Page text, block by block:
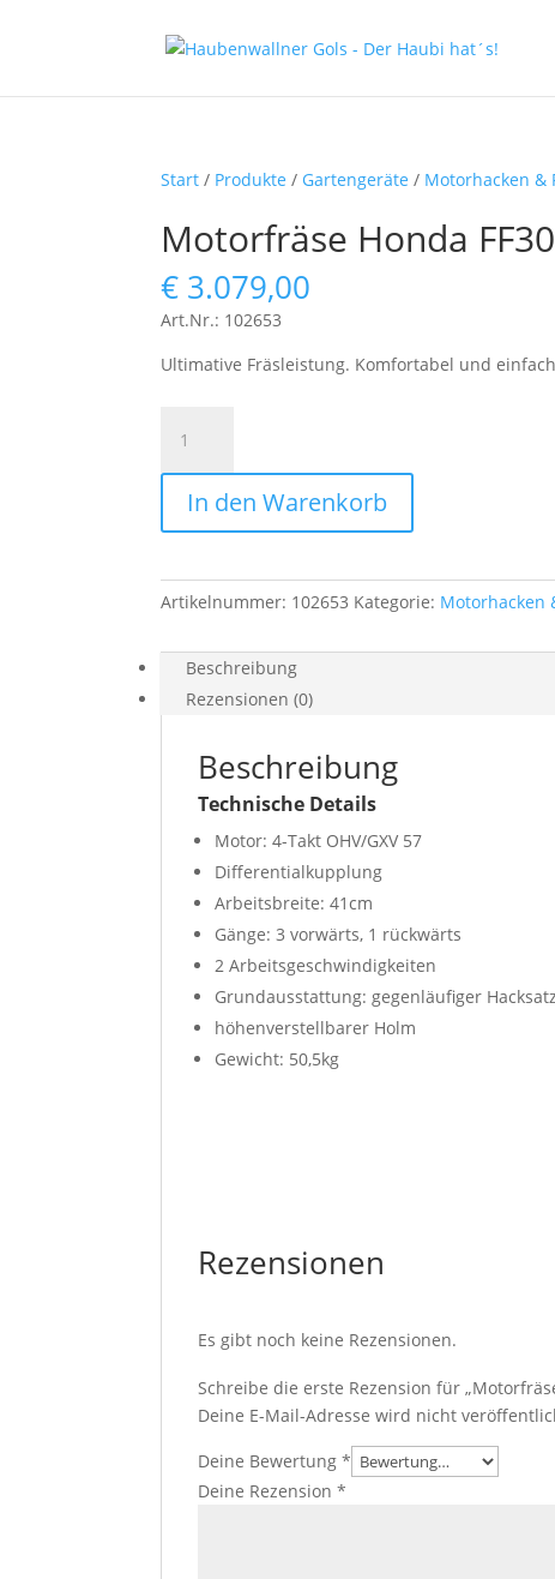
Start / Produkte / Gartengeräte / Motorhacken &
Motorfräse Honda
€ 3.079,00
Art.Nr.: 102653
Ultimative Fräsleistung. Komfortabel und
Honda
FF300
MengeIn den Warenkorb
Artikelnummer: 102653 Kategorie: Motorhacken
Beschreibung
Rezensionen (0)
Beschreibung
Technische Details
Motor: 4-Takt OHV/GXV 57
Differentialkupplung
Arbeitsbreite: 41cm
Gänge: 3 vorwärts, 1 rückwärts
2 Arbeitsgeschwindigkeiten
Grundausstattung: gegenläufiger
höhenverstellbarer Holm
Gewicht: 50,5kg
Rezensionen
Es gibt noch keine Rezensionen.
Schreibe die erste Rezension für
Deine E-Mail-Adresse wird nicht
Deine Bewertung*
Deine Rezension*